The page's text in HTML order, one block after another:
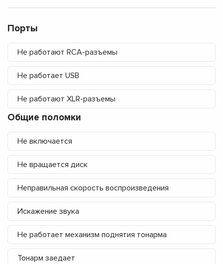
Порты
Не работают RCA-разъемы
Не работает USB
Не работают XLR-разъемы
Общие поломки
Не включается
Не вращается диск
Неправильная скорость воспроизведения
Искажение звука
Не работает механизм поднятия тонарма
Тонарм заедает